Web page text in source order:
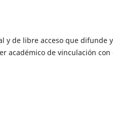
y de libre acceso que difunde y
académico de vinculación con